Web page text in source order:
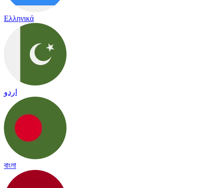
Ελληνικά
اردو
বাংলা